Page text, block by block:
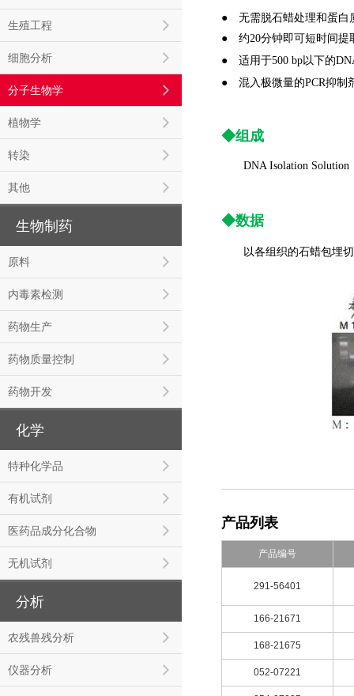
生殖工程
细胞分析
分子生物学
植物学
转染
其他
生物制药
原料
内毒素检测
药物生产
药物质量控制
药物开发
化学
特种化学品
有机试剂
医药品成分化合物
无机试剂
分析
农残兽残分析
仪器分析
● 无需脱石蜡处理和蛋白
● 约20分钟即可短时间提
● 适用于500 bp以下的
● 混入极微量的PCR抑制
◆组成
DNA Isolation Solution
◆数据
以各组织的石蜡包埋切
产品列表
产品编号
291-56401
166-21671
168-21675
052-07221